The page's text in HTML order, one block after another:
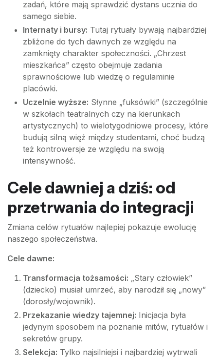
zadań, które mają sprawdzić dystans ucznia do
samego siebie.
Internaty i bursy: Tutaj rytuały bywają najbardziej
zbliżone do tych dawnych ze względu na
zamknięty charakter społeczności. „Chrzest
mieszkańca” często obejmuje zadania
sprawnościowe lub wiedzę o regulaminie
placówki.
Uczelnie wyższe: Słynne „fuksówki” (szczególnie
w szkołach teatralnych czy na kierunkach
artystycznych) to wielotygodniowe procesy, które
budują silną więź między studentami, choć budzą
też kontrowersje ze względu na swoją
intensywność.
Cele dawniej a dziś: od
przetrwania do integracji
Zmiana celów rytuałów najlepiej pokazuje ewolucję
naszego społeczeństwa.
Cele dawne:
Transformacja tożsamości: „Stary człowiek”
(dziecko) musiał umrzeć, aby narodził się „nowy”
(dorosły/wojownik).
Przekazanie wiedzy tajemnej: Inicjacja była
jedynym sposobem na poznanie mitów, rytuałów i
sekretów grupy.
Selekcja: Tylko najsilniejsi i najbardziej wytrwali